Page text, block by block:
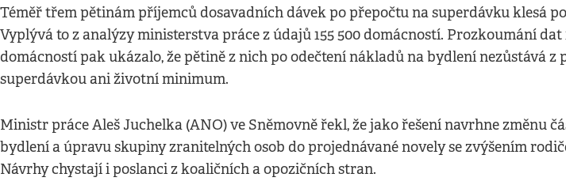
Téměř třem pětinám příjemců dosavadních dávek po přepočtu na superdávku klesá
Vyplývá to z analýzy ministerstva práce z údajů 155 500 domácností. Prozkoumání dat
domácností pak ukázalo, že pětině z nich po odečtení nákladů na bydlení nezůstává z
superdávkou ani životní minimum.
Ministr práce Aleš Juchelka (ANO) ve Sněmovně řekl, že jako řešení navrhne změnu
bydlení a úpravu skupiny zranitelných osob do projednávané novely se zvýšením
Návrhy chystají i poslanci z koaličních a opozičních stran.